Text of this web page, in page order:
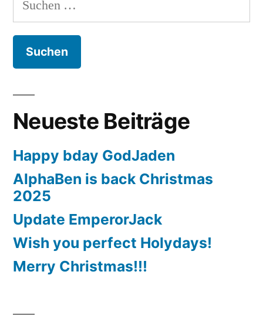
nach:
Neueste Beiträge
Happy bday GodJaden
AlphaBen is back Christmas
2025
Update EmperorJack
Wish you perfect Holydays!
Merry Christmas!!!